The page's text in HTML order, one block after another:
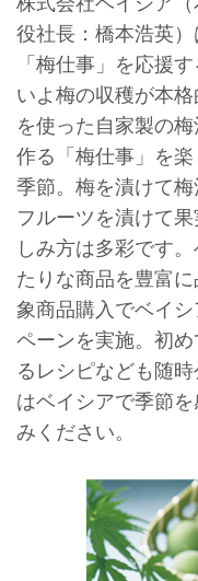
役社長：橋本浩英
「梅仕事」を応援
いよ梅の収穫が本
を使った自家製の
作る「梅仕事」を
季節。梅を漬けて
フルーツを漬けて
しみ方は多彩です
たりな商品を豊富
象商品購入でベイ
ペーンを実施。初
るレシピなども随
はベイシアで季節
みください。